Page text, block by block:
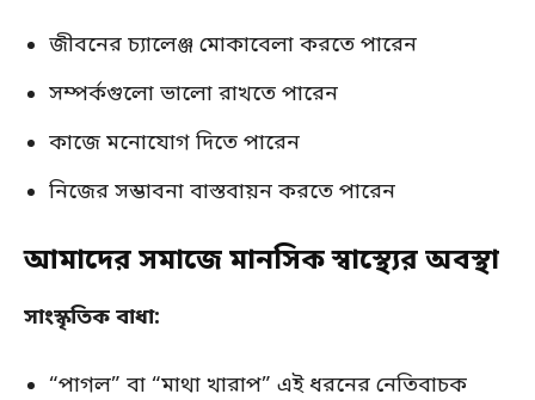
জীবনের চ্যালেঞ্জ মোকাবেলা করতে পারেন
সম্পর্কগুলো ভালো রাখতে পারেন
কাজে মনোযোগ দিতে পারেন
নিজের সম্ভাবনা বাস্তবায়ন করতে পারেন
আমাদের সমাজে মানসিক স্বাস্থ্যের অবস্থা
সাংস্কৃতিক বাধা:
“পাগল” বা “মাথা খারাপ” এই ধরনের নেতিবাচক